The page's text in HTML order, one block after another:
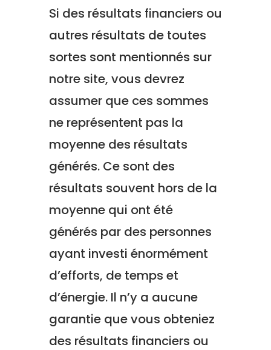
Si des résultats financiers ou
autres résultats de toutes
sortes sont mentionnés sur
notre site, vous devrez
assumer que ces sommes
ne représentent pas la
moyenne des résultats
générés. Ce sont des
résultats souvent hors de la
moyenne qui ont été
générés par des personnes
ayant investi énormément
d’efforts, de temps et
d’énergie. Il n’y a aucune
garantie que vous obteniez
des résultats financiers ou